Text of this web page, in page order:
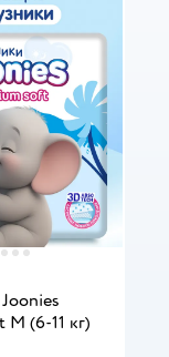
M (6-11 кг)